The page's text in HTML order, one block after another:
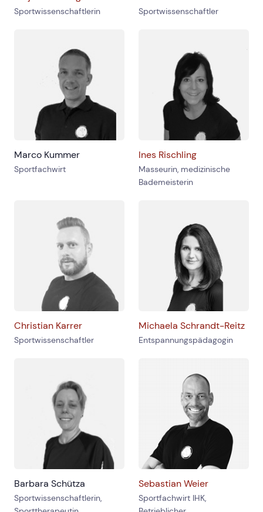
Sportwissenschaftlerin Sportwissenschaftler
Marco Kummer
Sportfachwirt
Ines Rischling
Masseurin, medizinische
Bademeisterin
Christian Karrer
Sportwissenschaftler
Michaela Schrandt-Reitz
Entspannungspädagogin
Barbara Schütza
Sportwissenschaftlerin,
Sebastian Weier
Sportfachwirt IHK,